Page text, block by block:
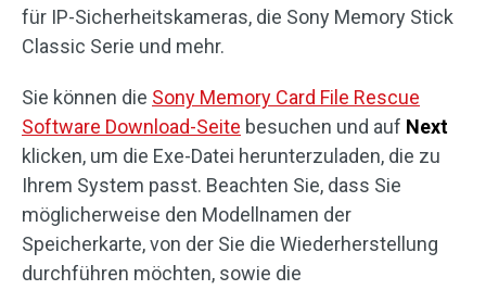
für IP-Sicherheitskameras, die Sony Memory Stick
Classic Serie und mehr.
Sie können die Sony Memory Card File Rescue
Software Download-Seite besuchen und auf Next
klicken, um die Exe-Datei herunterzuladen, die zu
Ihrem System passt. Beachten Sie, dass Sie
möglicherweise den Modellnamen der
Speicherkarte, von der Sie die Wiederherstellung
durchführen möchten, sowie die